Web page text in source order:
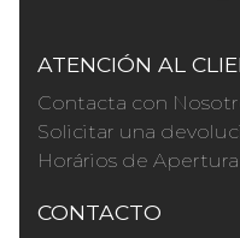
ATENCIÓN AL
Contacta con
Solicitar una
Horários de Apertura
CONTACTO